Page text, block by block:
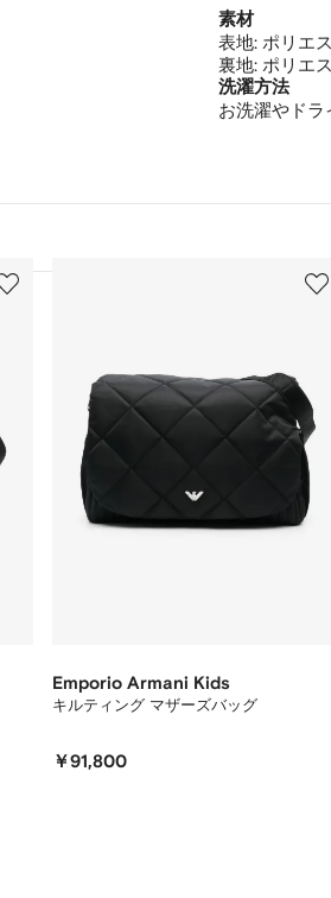
素材
表地: ポリエ
裏地: ポリエ
洗濯方法
お洗濯やドラ
3
Emporio Armani Kids
キルティング マザーズバッグ
￥91,800